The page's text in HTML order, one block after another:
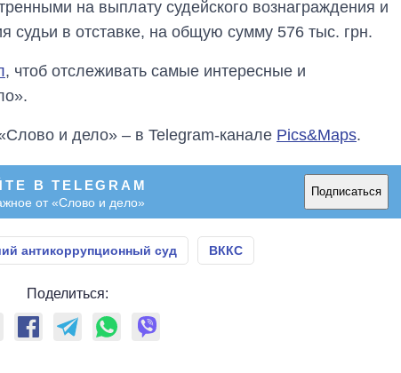
на выплату судейского вознаграждения и
судьи в отставке, на общую сумму 576 тыс. грн.
, чтоб отслеживать самые интересные и
и дело» – в Telegram-канале Pics&Maps.
В TELEGRAM
от «Слово и дело»
Подписаться
антикоррупционный суд ВККС
Поделиться: